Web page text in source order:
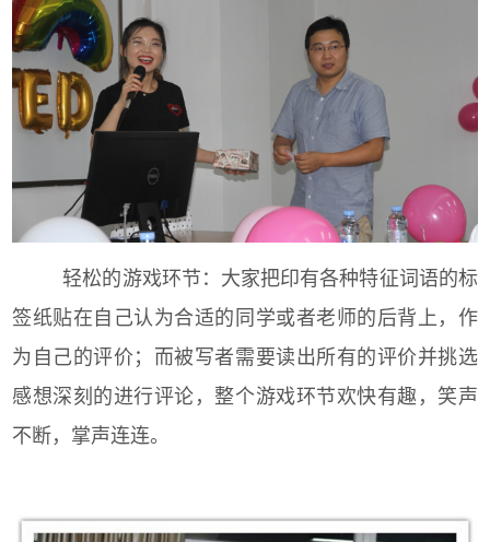
轻松的游戏环节：大家把印有各种特征词语的标
签纸贴在自己认为合适的同学或者老师的后背上，作
为自己的评价；而被写者需要读出所有的评价并挑选
感想深刻的进行评论，整个游戏环节欢快有趣，笑声
不断，掌声连连。